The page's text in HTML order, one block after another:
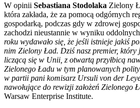
W opinii Sebastiana Stodolaka Zielony
która zakłada, że za pomocą odgórnych
gospodarką, podczas gdy w zdrowej
zachodzi nieustannie w wyniku
roku wydawało się, że jeśli istnieje jakiś
nim Zielony Ład. Dziś nasz premier, który
liczącą się w Unii, z otwartą przyłbicą
Zielonego Ładu w tym planowanych
w partii pani komisarz Ursuli von der
nawołujące do rewizji założeń Zielonego
Warsaw Enterprise Institute.